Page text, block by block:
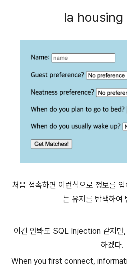
la
처음 접속하면 이런식으로 정보를
는 유저를 탐색하여
이건 안봐도 SQL Injection 같지만,
하겠다.
When you first connect,